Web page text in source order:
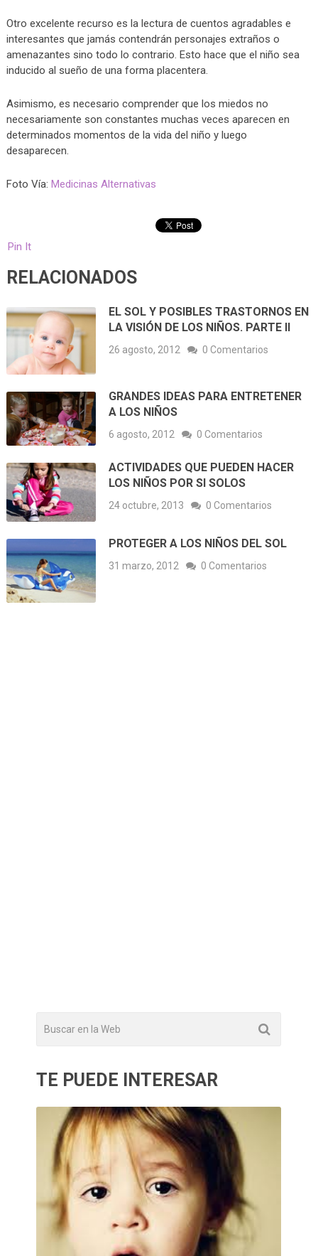
Otro excelente recurso es la lectura de cuentos agradables e
interesantes que jamás contendrán personajes extraños o
amenazantes sino todo lo contrario. Esto hace que el niño sea
inducido al sueño de una forma placentera.
Asimismo, es necesario comprender que los miedos no
necesariamente son constantes muchas veces aparecen en
determinados momentos de la vida del niño y luego
desaparecen.
Foto Vía: Medicinas Alternativas
Pin It
RELACIONADOS
EL SOL Y POSIBLES TRASTORNOS EN
LA VISIÓN DE LOS NIÑOS. PARTE II
26 agosto, 2012 0 Comentarios
GRANDES IDEAS PARA ENTRETENER
A LOS NIÑOS
6 agosto, 2012 0 Comentarios
ACTIVIDADES QUE PUEDEN HACER
LOS NIÑOS POR SI SOLOS
24 octubre, 2013 0 Comentarios
PROTEGER A LOS NIÑOS DEL SOL
31 marzo, 2012 0 Comentarios
TE PUEDE INTERESAR